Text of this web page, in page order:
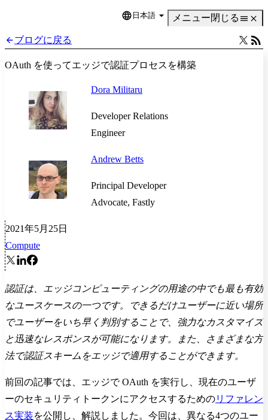
Language
日本語 メニュー閉じる
ブログに戻る
OAuth を使ってエッジで認証プロセスを構築
Dora Militaru
Developer Relations
Engineer
Andrew Betts
Principal Developer
Advocate, Fastly
2021年5月25日
Compute
認証は、エッジコンピューティングの用途の中でも最も有効
なユースケースの一つです。できるだけユーザーに近い場所
でユーザーをいち早く判別することで、強力なカスタマイズ
と迅速なレスポンスが可能になります。また、さまざまな方
法で認証スキームをエッジで適用することができます。
前回の記事では、エッジで OAuth を実行し、現在のユーザ
ーのセキュリティトークンにアクセスするためのリファレン
ス実装を公開し、解説しました。今回は、異なる4つのユー